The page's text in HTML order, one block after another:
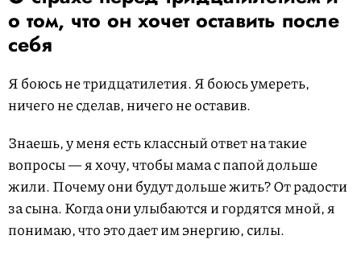
о том, что он хочет оставить после
себя
Я боюсь не тридцатилетия. Я боюсь умереть,
ничего не сделав, ничего не оставив.
Знаешь, у меня есть классный ответ на такие
вопросы — я хочу, чтобы мама с папой дольше
жили. Почему они будут дольше жить? От радости
за сына. Когда они улыбаются и гордятся мной, я
понимаю, что это дает им энергию, силы.